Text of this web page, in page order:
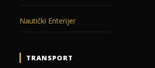
Nautički Enterijer
TRANSPORT